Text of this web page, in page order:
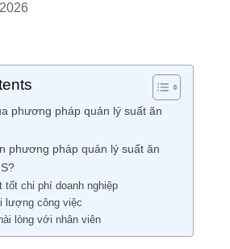
phương pháp quản lý suất ăn
phương pháp quản lý suất ăn
chi phí doanh nghiệp
công việc
lòng với nhân viên